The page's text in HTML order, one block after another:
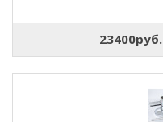
23400руб.